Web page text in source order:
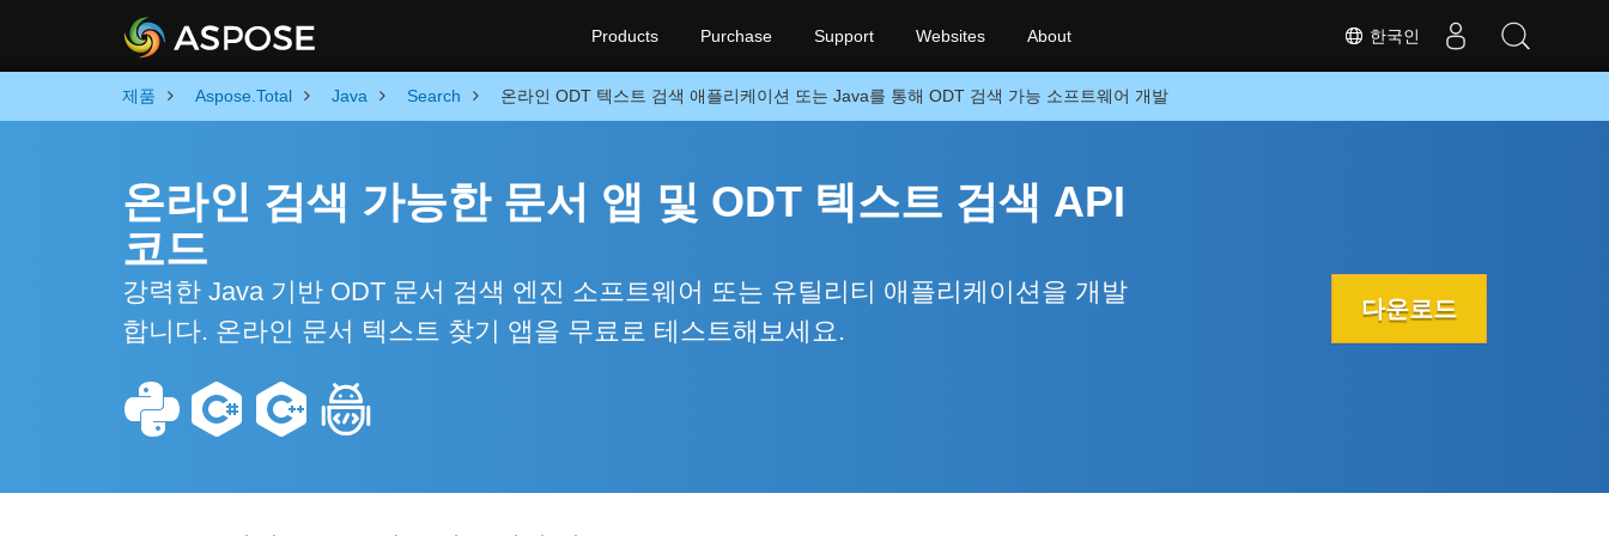
한국인
Products Purchase Support Websites About
제품 Aspose.Total Java Search 온라인 ODT 텍스트 검색 애플리케이션 또는 Java를 통해 ODT 검색 가능 소프트웨어 개발
온라인 검색 가능한 문서 앱 및 ODT 텍스트 검색 API
코드
강력한 Java 기반 ODT 문서 검색 엔진 소프트웨어 또는 유틸리티 애플리케이션을 개발
합니다. 온라인 문서 텍스트 찾기 앱을 무료로 테스트해보세요.
다운로드